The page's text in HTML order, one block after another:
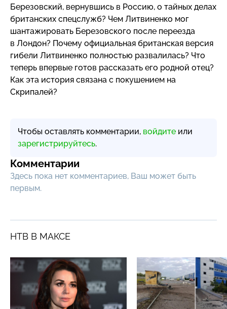
Березовский, вернувшись в Россию, о тайных делах
британских спецслужб? Чем Литвиненко мог
шантажировать Березовского после переезда
в Лондон? Почему официальная британская версия
гибели Литвиненко полностью развалилась? Что
теперь впервые готов рассказать его родной отец?
Как эта история связана с покушением на
Скрипалей?
Чтобы оставлять комментарии, войдите или
зарегистрируйтесь.
Комментарии
Здесь пока нет комментариев, Ваш может быть
первым.
НТВ В МАКСЕ